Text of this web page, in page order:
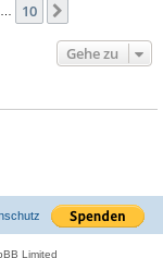
10
Gehe zu
Limited